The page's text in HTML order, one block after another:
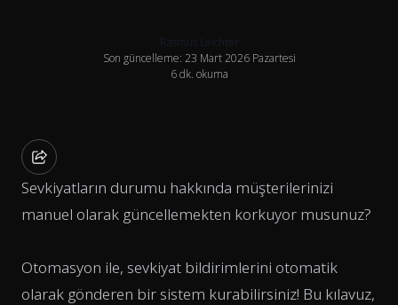
Rasmus Leichter
Son güncelleme: 23 Mart 2026 Pazartesi
6 dk. okuma
Sevkiyatların durumu hakkında müşterilerinizi
manuel olarak güncellemekten korkuyor musunuz?
Otomasyon ile, sevkiyat bildirimlerini otomatik
olarak gönderen bir sistem kurabilirsiniz! Bu kılavuz,